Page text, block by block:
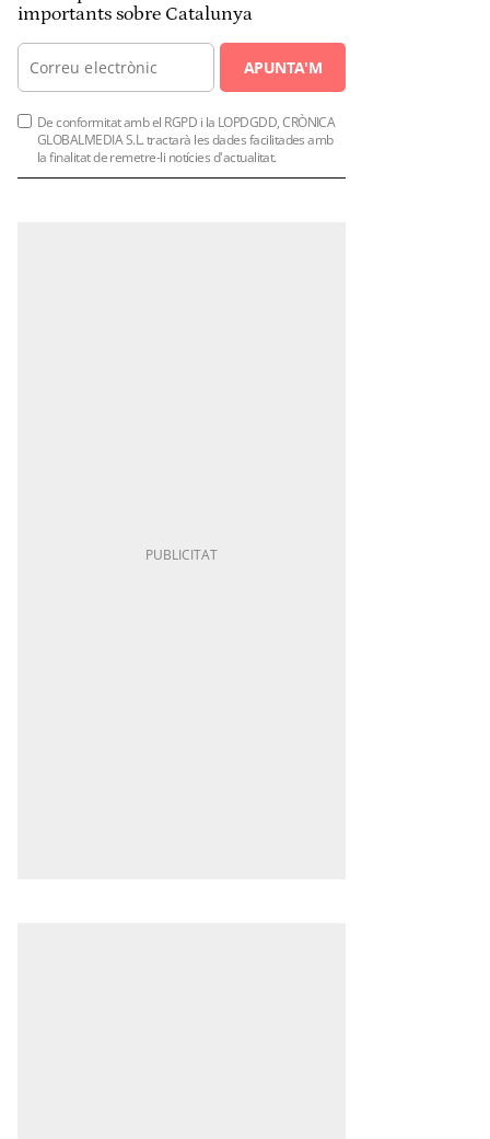
importants sobre Catalunya
APUNTA'M
De conformitat amb el RGPD i la LOPDGDD, CRÒNICA
GLOBALMEDIA S.L. tractarà les dades facilitades amb
la finalitat de remetre-li notícies d'actualitat.